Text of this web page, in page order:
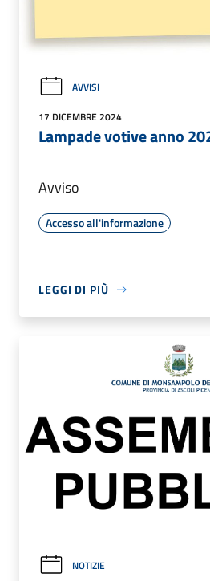
AVVISI
17 DICEMBRE 2024
Lampade votive anno
Avviso
Accesso all'informazione
LEGGI DI PIÙ
NOTIZIE